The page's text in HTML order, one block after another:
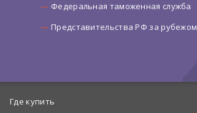
Федеральная таможенная служба
Представительства РФ за рубежом
Где купить